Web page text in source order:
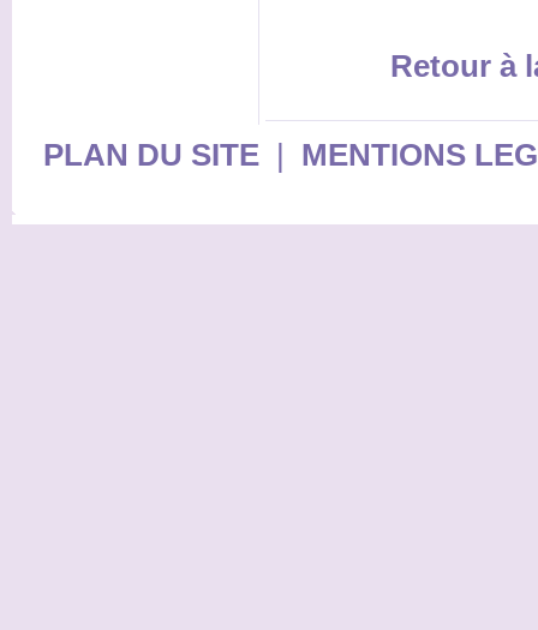
Retour à
PLAN DU SITE| MENTIONS